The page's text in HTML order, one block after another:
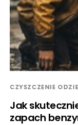
CZYSZCZENIE
Jak
zapach